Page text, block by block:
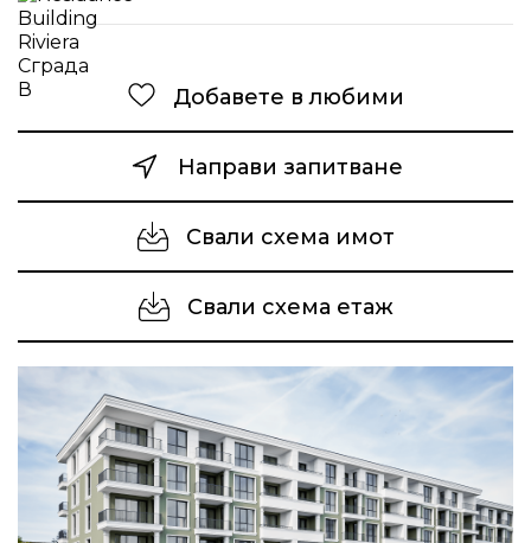
Добавете в любими
Направи запитване
Свали схема имот
Свали схема етаж